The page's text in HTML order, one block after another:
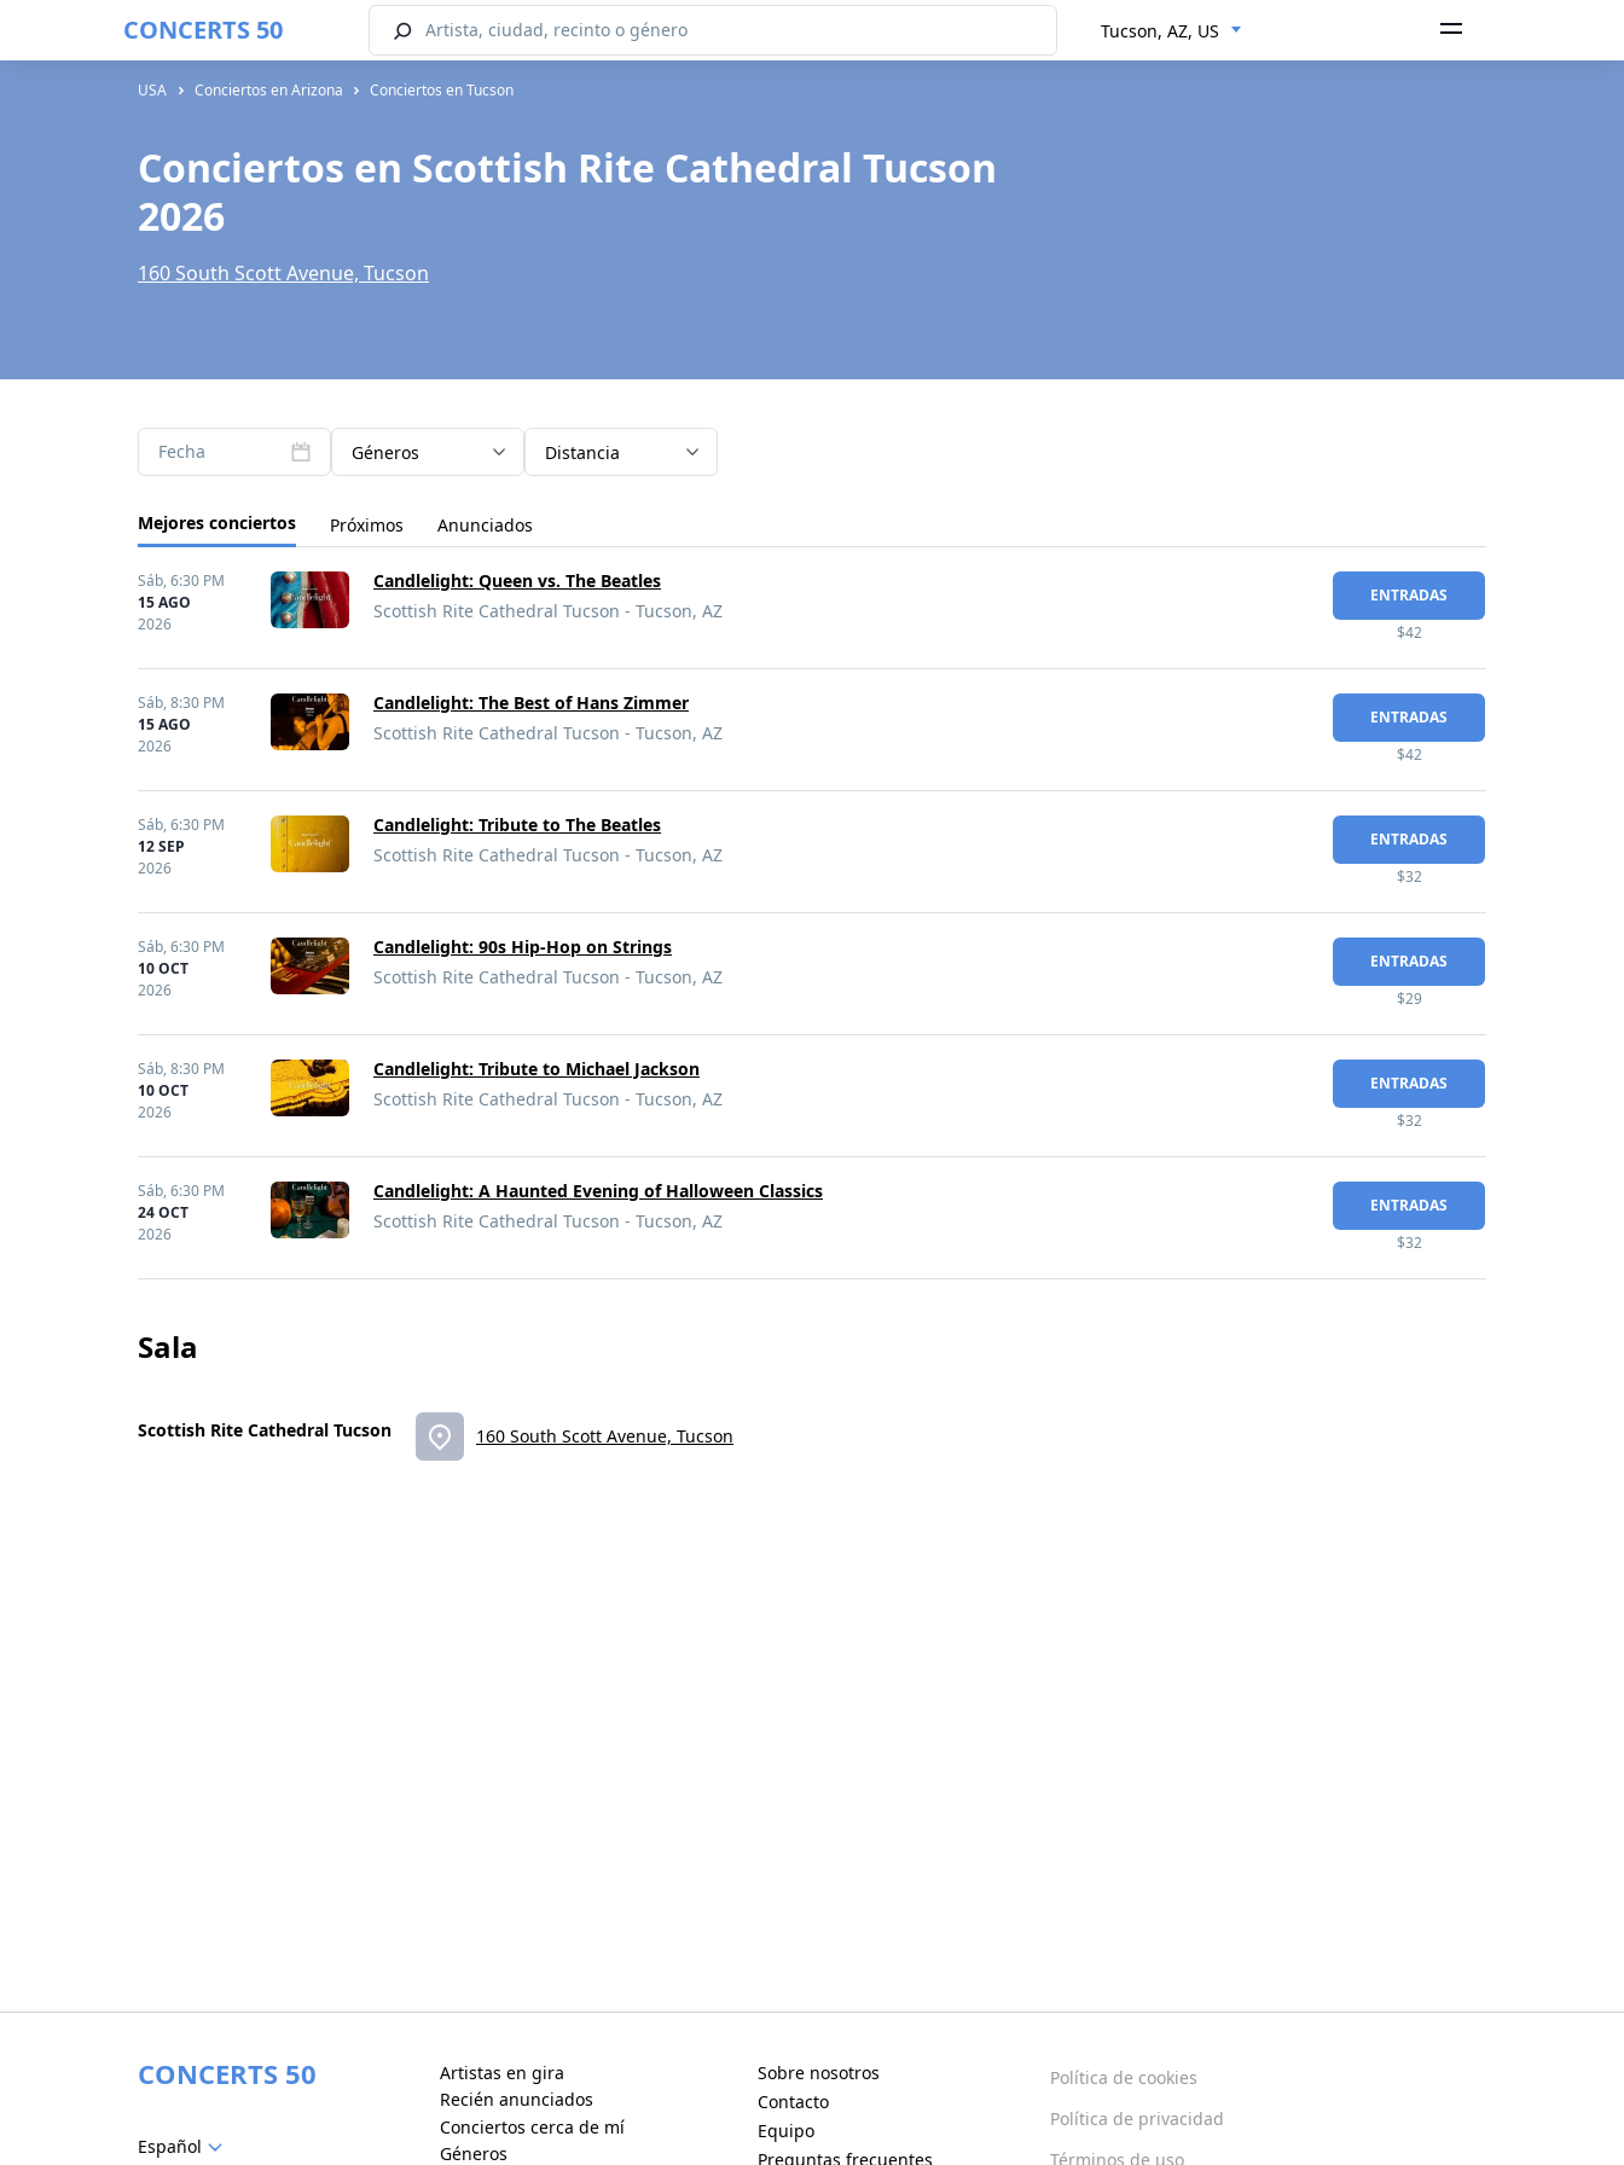
CONCERTS 50 Tucson, AZ, US
USA Conciertos en Arizona Conciertos en Tucson
Conciertos en Scottish Rite Cathedral Tucson
2026
160 South Scott Avenue, Tucson
Fecha Géneros Distancia
Mejores conciertos Próximos Anunciados
Sáb,6:30 PM
15 AGO
2026
Candlelight: Queen vs. The Beatles
Scottish Rite Cathedral Tucson - Tucson, AZ
ENTRADAS
$42
Sáb,8:30 PM
15 AGO
2026
Candlelight: The Best of Hans Zimmer
Scottish Rite Cathedral Tucson - Tucson, AZ
ENTRADAS
$42
Sáb,6:30 PM
12 SEP
2026
Candlelight: Tribute to The Beatles
Scottish Rite Cathedral Tucson - Tucson, AZ
ENTRADAS
$32
Sáb,6:30 PM
10 OCT
2026
Candlelight: 90s Hip-Hop on Strings
Scottish Rite Cathedral Tucson - Tucson, AZ
ENTRADAS
$29
Sáb,8:30 PM
10 OCT
2026
Candlelight: Tribute to Michael Jackson
Scottish Rite Cathedral Tucson - Tucson, AZ
ENTRADAS
$32
Sáb,6:30 PM
24 OCT
2026
Candlelight: A Haunted Evening of Halloween Classics
Scottish Rite Cathedral Tucson - Tucson, AZ
ENTRADAS
$32
Sala
Scottish Rite Cathedral Tucson 160 South Scott Avenue, Tucson
CONCERTS 50
Español
Artistas en gira
Recién anunciados
Conciertos cerca de mí
Géneros
Sobre nosotros
Contacto
Equipo
Preguntas frecuentes
Política de cookies
Política de privacidad
Términos de uso